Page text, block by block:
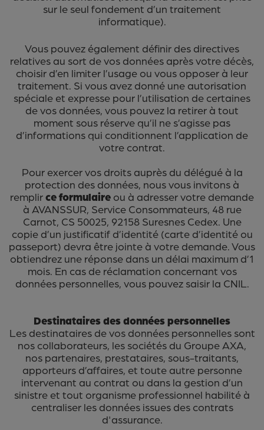
sur le seul fondement d’un traitement
informatique).
Vous pouvez également définir des directives
relatives au sort de vos données après votre décès,
choisir d’en limiter l’usage ou vous opposer à leur
traitement. Si vous avez donné une autorisation
spéciale et expresse pour l’utilisation de certaines
de vos données, vous pouvez la retirer à tout
moment sous réserve qu’il ne s’agisse pas
d’informations qui conditionnent l’application de
votre contrat.
Pour exercer vos droits auprès du délégué à la
protection des données, nous vous invitons à
remplirce formulaire ou à adresser votre demande
à AVANSSUR, Service Consommateurs, 48 rue
Carnot, CS 50025, 92158 Suresnes Cedex. Une
copie d’un justificatif d’identité (carte d’identité ou
passeport) devra être jointe à votre demande. Vous
obtiendrez une réponse dans un délai maximum d’1
mois. En cas de réclamation concernant vos
données personnelles, vous pouvez saisir la CNIL.
Destinataires des données personnelles
Les destinataires de vos données personnelles sont
nos collaborateurs, les sociétés du Groupe AXA,
nos partenaires, prestataires, sous-traitants,
apporteurs d’affaires, et toute autre personne
intervenant au contrat ou dans la gestion d’un
sinistre et tout organisme professionnel habilité à
centraliser les données issues des contrats
d'assurance.